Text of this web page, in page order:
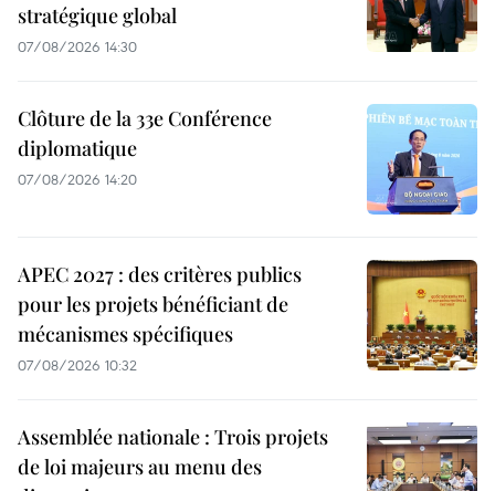
stratégique global
07/08/2026 14:30
Clôture de la 33e Conférence
diplomatique
07/08/2026 14:20
APEC 2027 : des critères publics
pour les projets bénéficiant de
mécanismes spécifiques
07/08/2026 10:32
Assemblée nationale : Trois projets
de loi majeurs au menu des